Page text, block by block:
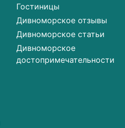
Гостиницы
Дивноморское отзывы
Дивноморское статьи
Дивноморское
достопримечательности